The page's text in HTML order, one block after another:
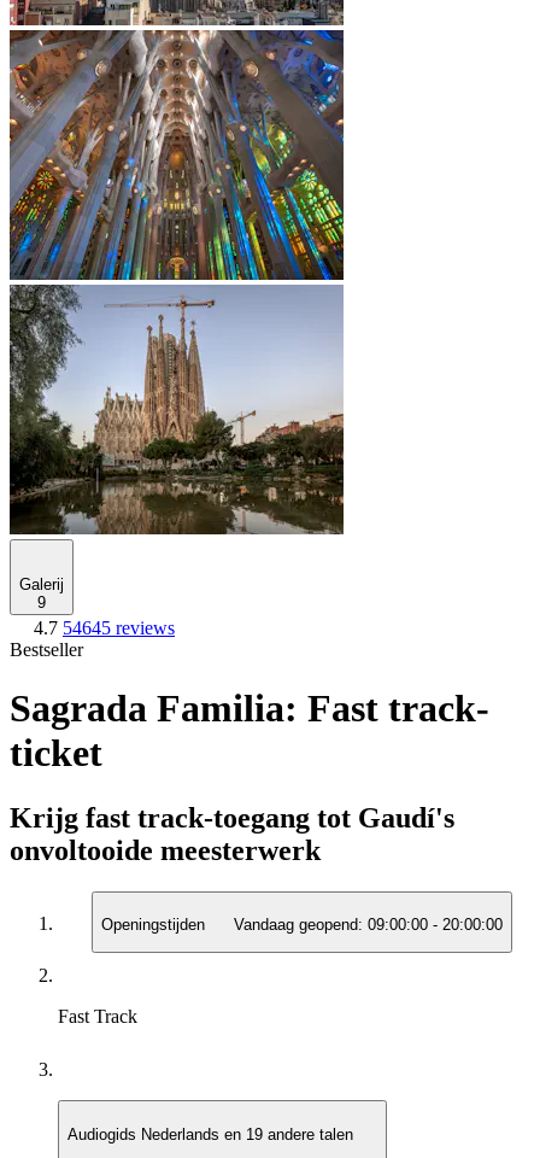
Galerij
9
4.7 54645 reviews
Bestseller
Sagrada Familia: Fast track-
ticket
Krijg fast track-toegang tot Gaudí's
onvoltooide meesterwerk
Openingstijden Vandaag geopend: 09:00:00 - 20:00:00
Fast Track
Audiogids Nederlands en 19 andere talen